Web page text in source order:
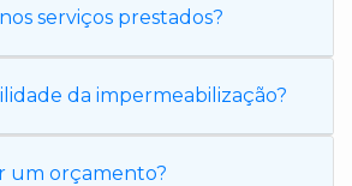
serviços prestados?
da impermeabilização?
um orçamento?